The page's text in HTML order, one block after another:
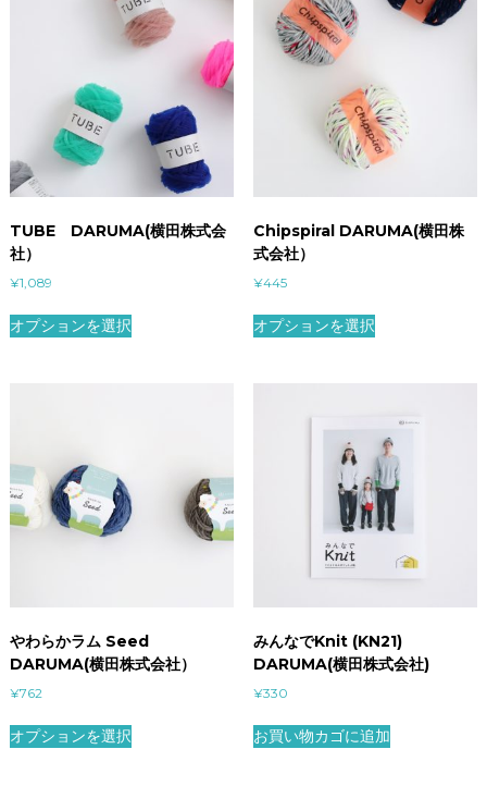
TUBE DARUMA(横田株式会
社）
¥1,089
オプションを選択
Chipspiral DARUMA(横田株
式会社）
¥445
オプションを選択
やわらかラム Seed
DARUMA(横田株式会社）
¥762
オプションを選択
みんなでKnit (KN21)
DARUMA(横田株式会社)
¥330
お買い物カゴに追加